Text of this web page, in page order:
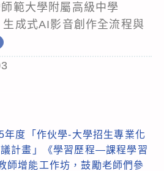
範大學附屬高級中學
生成式AI影音創作全流程與
年度「作伙學-大學招生專業化
計畫」《學習歷程—課程學習
師增能工作坊，鼓勵老師們參